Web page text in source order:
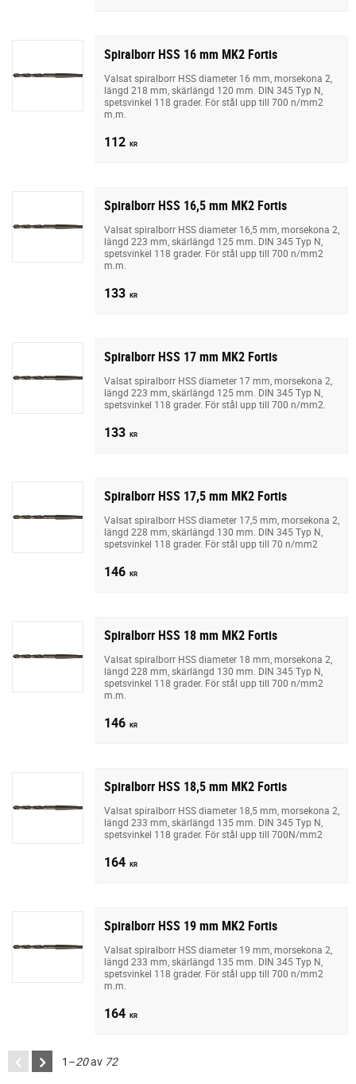
Spiralborr HSS 16 mm MK2 Fortis
Valsat spiralborr HSS diameter 16 mm, morsekona 2,
längd 218 mm, skärlängd 120 mm. DIN 345 Typ N,
spetsvinkel 118 grader. För stål upp till 700 n/mm2
m.m.
112 KR
Spiralborr HSS 16,5 mm MK2 Fortis
Valsat spiralborr HSS diameter 16,5 mm, morsekona 2,
längd 223 mm, skärlängd 125 mm. DIN 345 Typ N,
spetsvinkel 118 grader. För stål upp till 700 n/mm2
m.m.
133 KR
Spiralborr HSS 17 mm MK2 Fortis
Valsat spiralborr HSS diameter 17 mm, morsekona 2,
längd 223 mm, skärlängd 125 mm. DIN 345 Typ N,
spetsvinkel 118 grader. För stål upp till 700 n/mm2.
133 KR
Spiralborr HSS 17,5 mm MK2 Fortis
Valsat spiralborr HSS diameter 17,5 mm, morsekona 2,
längd 228 mm, skärlängd 130 mm. DIN 345 Typ N,
spetsvinkel 118 grader. För stål upp till 70 n/mm2
146 KR
Spiralborr HSS 18 mm MK2 Fortis
Valsat spiralborr HSS diameter 18 mm, morsekona 2,
längd 228 mm, skärlängd 130 mm. DIN 345 Typ N,
spetsvinkel 118 grader. För stål upp till 700 n/mm2
m.m.
146 KR
Spiralborr HSS 18,5 mm MK2 Fortis
Valsat spiralborr HSS diameter 18,5 mm, morsekona 2,
längd 233 mm, skärlängd 135 mm. DIN 345 Typ N,
spetsvinkel 118 grader. För stål upp till 700N/mm2
164 KR
Spiralborr HSS 19 mm MK2 Fortis
Valsat spiralborr HSS diameter 19 mm, morsekona 2,
längd 233 mm, skärlängd 135 mm. DIN 345 Typ N,
spetsvinkel 118 grader. För stål upp till 700 n/mm2
m.m.
164 KR
1–20av 72